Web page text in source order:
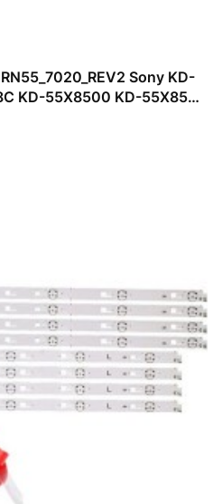
Sony KD-
KD-55X8500 KD-55X8508